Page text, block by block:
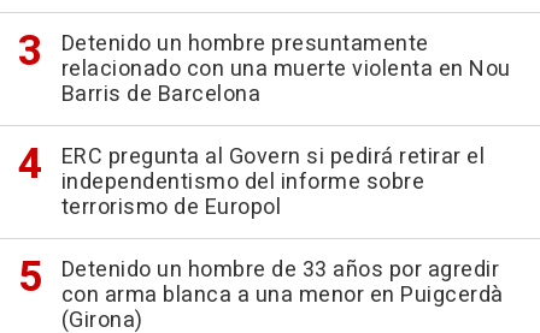
Detenido un hombre presuntamente
relacionado con una muerte violenta en Nou
Barris de Barcelona
ERC pregunta al Govern si pedirá retirar el
independentismo del informe sobre
terrorismo de Europol
Detenido un hombre de 33 años por agredir
con arma blanca a una menor en Puigcerdà
(Girona)